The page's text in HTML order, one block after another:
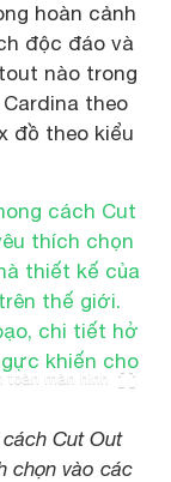
hoàn cảnh
độc đáo và
nào trong
theo
đồ theo kiểu
toàn màn hình
Cut Out
chọn vào các